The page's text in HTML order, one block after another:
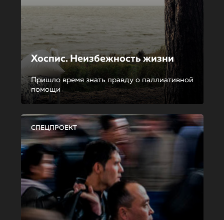
Хоспис. Неизбежность жизни
Пришло время знать правду о паллиативной
помощи
СПЕЦПРОЕКТ